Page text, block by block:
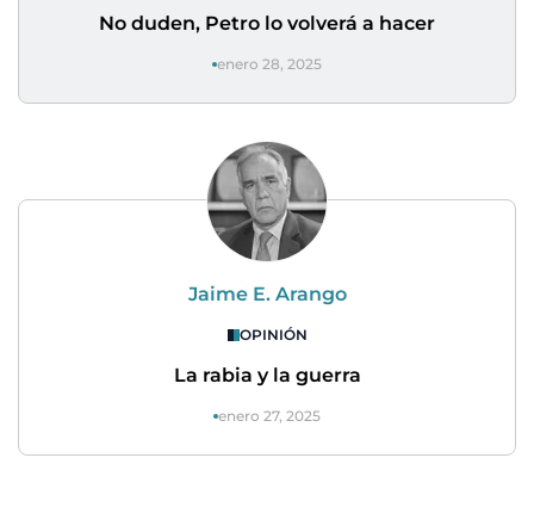
No duden, Petro lo volverá a hacer
enero 28, 2025
Jaime E. Arango
OPINIÓN
La rabia y la guerra
enero 27, 2025